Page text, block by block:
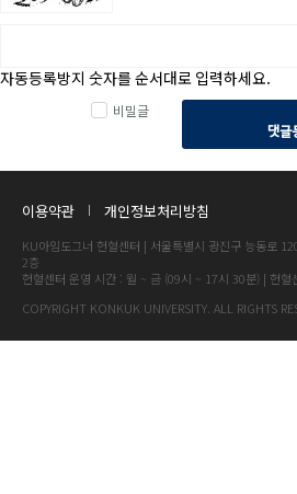
자동등록방지 숫자를 순서대로 입력하세요.
비밀글
댓글
이용약관 개인정보처리방침
KU아임도그너 헌혈센터 | 서울특별시 광진구 능동로
2층
헌혈센터 운영 시간 : 월 ~ 금 (09시 ~ 17시 30분) | 헌
COPYRIGHT KONKUK UNIVERSITY. ALL RIGHTS